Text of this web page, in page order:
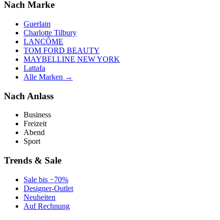
Nach Marke
Guerlain
Charlotte Tilbury
LANCÔME
TOM FORD BEAUTY
MAYBELLINE NEW YORK
Lattafa
Alle Marken →
Nach Anlass
Business
Freizeit
Abend
Sport
Trends & Sale
Sale bis −70%
Designer-Outlet
Neuheiten
Auf Rechnung